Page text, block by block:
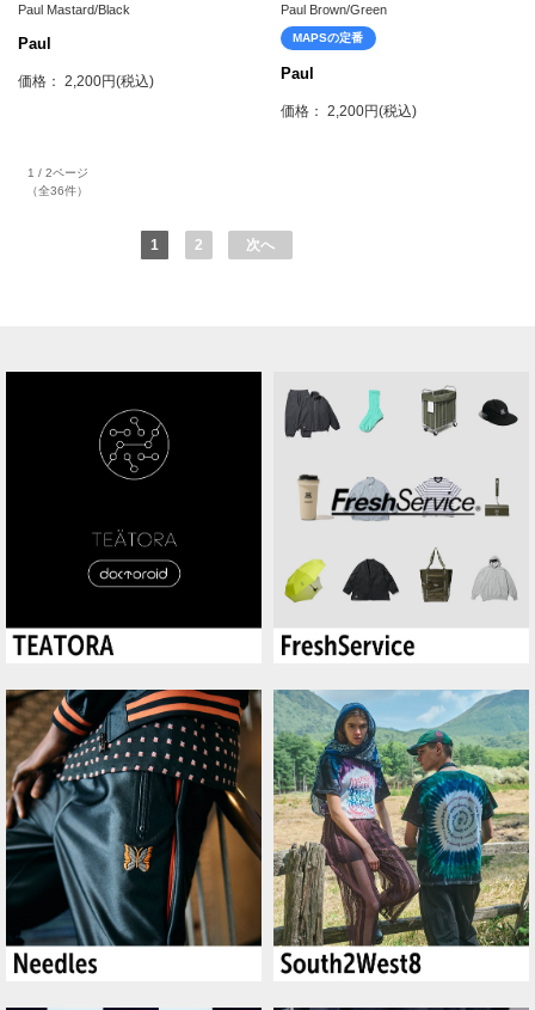
Paul Mastard/Black
Paul
価格： 2,200円(税込)
Paul Brown/Green
MAPSの定番
Paul
価格： 2,200円(税込)
1 / 2ページ
（全36件）
1 2 次へ